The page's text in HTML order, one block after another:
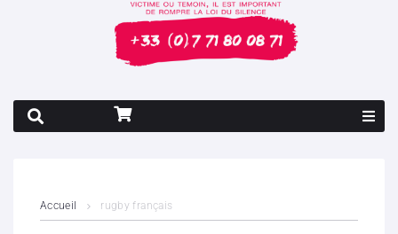
Accueil rugby français